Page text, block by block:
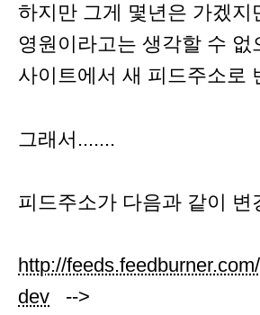
하지만 그게 몇년은 가겠지
영원이라고는 생각할 수 없
사이트에서 새 피드주소로
그래서.......
피드주소가 다음과 같이 변
http://feeds.feedburner.com/
dev -->